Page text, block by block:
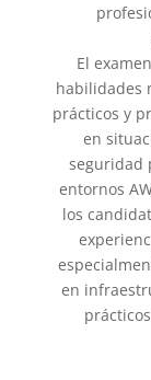
El
habilidades
prácticos y
en
seguridad
entornos
los
en